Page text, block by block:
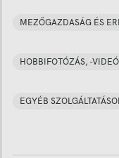
MEZŐGAZDASÁG ÉS
HOBBIFOTÓZÁS, -
EGYÉB